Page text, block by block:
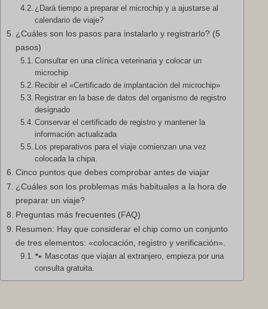
¿Dará tiempo a preparar el microchip y a ajustarse al
calendario de viaje?
¿Cuáles son los pasos para instalarlo y registrarlo? (5
pasos)
Consultar en una clínica veterinaria y colocar un
microchip
Recibir el «Certificado de implantación del microchip»
Registrar en la base de datos del organismo de registro
designado
Conservar el certificado de registro y mantener la
información actualizada
Los preparativos para el viaje comienzan una vez
colocada la chipa.
Cinco puntos que debes comprobar antes de viajar
¿Cuáles son los problemas más habituales a la hora de
preparar un viaje?
Preguntas más frecuentes (FAQ)
Resumen: Hay que considerar el chip como un conjunto
de tres elementos: «colocación, registro y verificación».
🐾 Mascotas que viajan al extranjero, empieza por una
consulta gratuita.